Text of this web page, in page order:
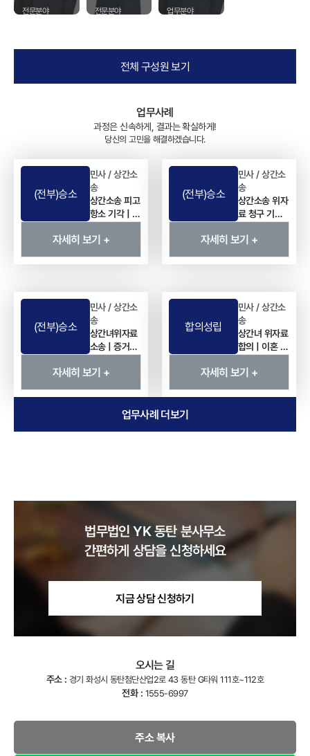
전문분야 전문분야 업무분야
전체 구성원 보기
업무사례
과정은 신속하게, 결과는 확실하게!
당신의 고민을 해결하겠습니다.
(전부)승소
민사 / 상간소
송
상간소송 피고
항소 기각 | 상
간녀 위자료
5,000만 원
례
자세히 보기 +
(전부)승소
민사 / 상간소
송
상간소송 위자
료 청구 기각 |
사실혼 관계
상간녀위자료
례
자세히 보기 +
(전부)승소
민사 / 상간소
송
상간녀위자료
소송 | 증거보
전 신청으로
이끌어낸 4천
용 사례
자세히 보기 +
합의성립
민사 / 상간소
송
상간녀 위자료
합의 | 이혼 후
소송 없이 3천
만 원 지급 받
자세히 보기 +
업무사례 더보기
법무법인 YK동탄분사무소
간편하게 상담을 신청하세요
지금 상담 신청하기
오시는 길
주소 : 경기 화성시 동탄첨단산업2로 43 동탄 G타워 111호~112호
전화 : 1555-6997
주소 복사